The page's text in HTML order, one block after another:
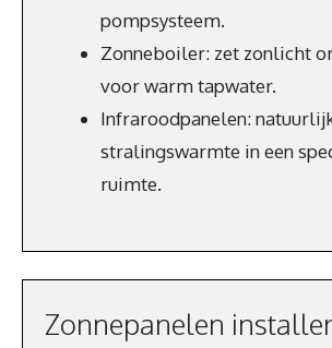
pompsysteem.
Zonneboiler: zet zonlicht
voor warm tapwater.
Infraroodpanelen:
stralingswarmte in een
ruimte.
Zonnepanelen